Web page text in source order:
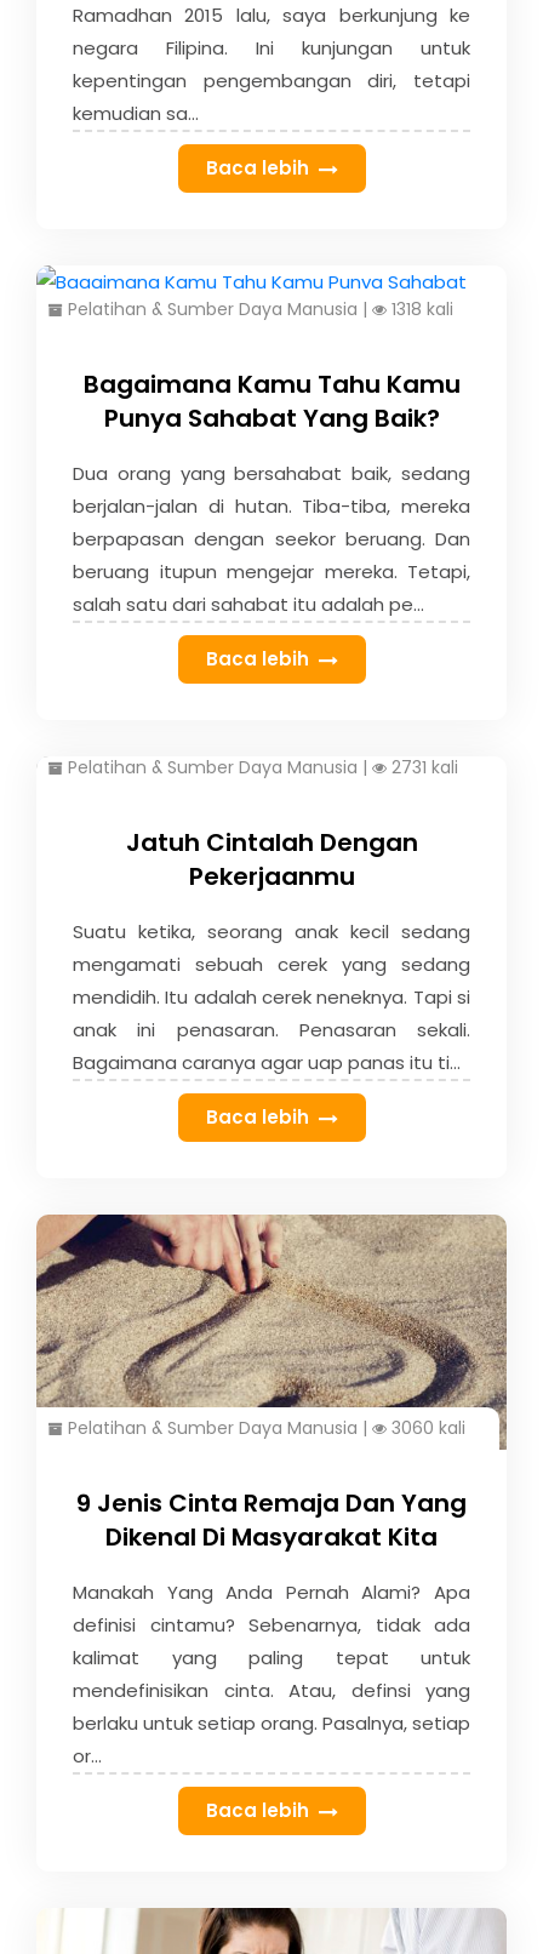
Ramadhan 2015 lalu, saya berkunjung ke
negara Filipina. Ini kunjungan untuk
kepentingan pengembangan diri, tetapi
kemudian sa...
Baca lebih
Pelatihan & Sumber Daya Manusia | 1318 kali
Bagaimana Kamu Tahu Kamu
Punya Sahabat Yang Baik?
Dua orang yang bersahabat baik, sedang
berjalan-jalan di hutan. Tiba-tiba, mereka
berpapasan dengan seekor beruang. Dan
beruang itupun mengejar mereka. Tetapi,
salah satu dari sahabat itu adalah pe...
Baca lebih
Pelatihan & Sumber Daya Manusia | 2731 kali
Jatuh Cintalah Dengan
Pekerjaanmu
Suatu ketika, seorang anak kecil sedang
mengamati sebuah cerek yang sedang
mendidih. Itu adalah cerek neneknya. Tapi si
anak ini penasaran. Penasaran sekali.
Bagaimana caranya agar uap panas itu ti...
Baca lebih
Pelatihan & Sumber Daya Manusia | 3060 kali
9 Jenis Cinta Remaja Dan Yang
Dikenal Di Masyarakat Kita
Manakah Yang Anda Pernah Alami? Apa
definisi cintamu? Sebenarnya, tidak ada
kalimat yang paling tepat untuk
mendefinisikan cinta. Atau, definsi yang
berlaku untuk setiap orang. Pasalnya, setiap
or...
Baca lebih